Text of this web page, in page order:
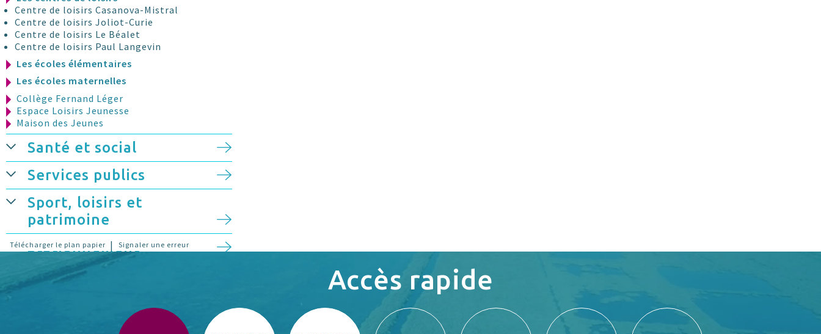
Centre de loisirs Casanova-Mistral
Centre de loisirs Joliot-Curie
Centre de loisirs Le Béalet
Centre de loisirs Paul Langevin
Les écoles élémentaires
Les écoles maternelles
Collège Fernand Léger
Espace Loisirs Jeunesse
Maison des Jeunes
Santé et social
Services publics
Sport, loisirs et
patrimoine
Stationnement
Trouver un lieu
Télécharger le plan papier | Signaler une erreur
Accès rapide